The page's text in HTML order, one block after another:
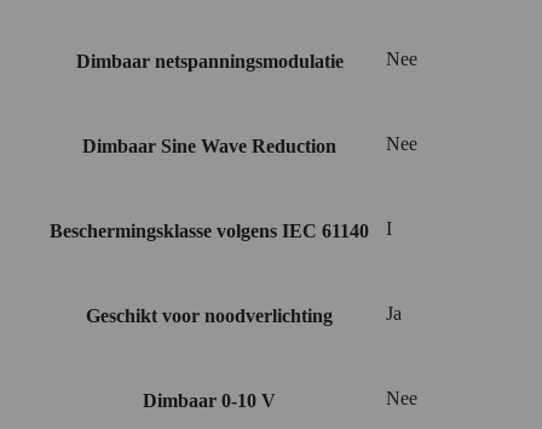
Dimbaar netspanningsmodulatie Nee
Dimbaar Sine Wave Reduction Nee
Beschermingsklasse volgens IEC 61140 I
Geschikt voor noodverlichting Ja
Dimbaar 0-10 V Nee